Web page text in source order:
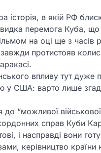
історія, в якій РФ
перемога Куба,
на оці ще з часів
протистояв
впливу тут дуже
у США: варто лише
до “можливої
справ Куби
і насправді вони
керівництво